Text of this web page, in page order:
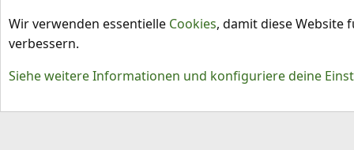
Wir verwenden essentielle Cookies, damit diese Website
verbessern.
Siehe weitere Informationen und konfiguriere deine